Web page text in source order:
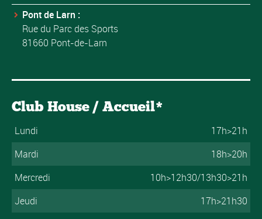
Pont de Larn :
Rue du Parc des Sports
81660 Pont-de-Larn
Club House / Accueil*
Lundi
17h>21h
Mardi
18h>20h
Mercredi
10h>12h30/13h30>21h
Jeudi
17h>21h30